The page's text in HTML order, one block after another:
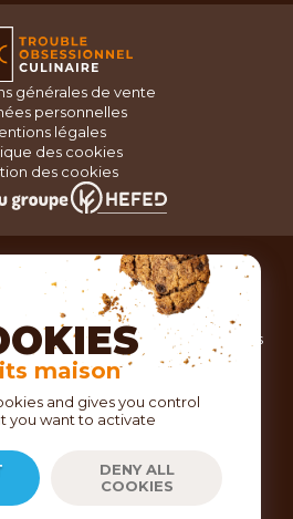
générales de vente
personnelles
légales
des cookies
des cookies
de cuisine pour concocter de
dignes d’un grand chef ?
de cuisine, nous vous
de produits issus des meilleures
Ustensiles de pâtisserie,
de table, ustensiles de cuisine,
chaleureux au sein de nos 21
également tout votre matériel
site internet toc.fr
maison
and gives you control
you want to activate
DENY ALL
COOKIES